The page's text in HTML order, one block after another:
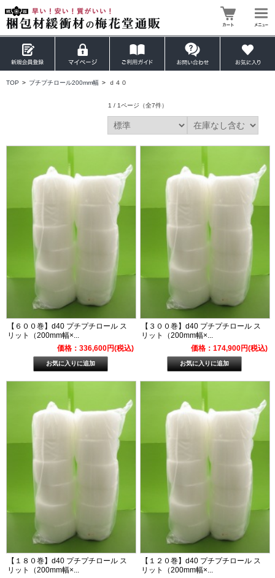
TOP > プチプチロール200mm幅 > ｄ４０
1 / 1ページ （全7件）
【６００巻】d40 プチプチロール ス
リット（200mm幅×...
価格：336,600円(税込)
【３００巻】d40 プチプチロール ス
リット（200mm幅×...
価格：174,900円(税込)
【１８０巻】d40 プチプチロール ス
リット（200mm幅×...
【１２０巻】d40 プチプチロール ス
リット（200mm幅×...